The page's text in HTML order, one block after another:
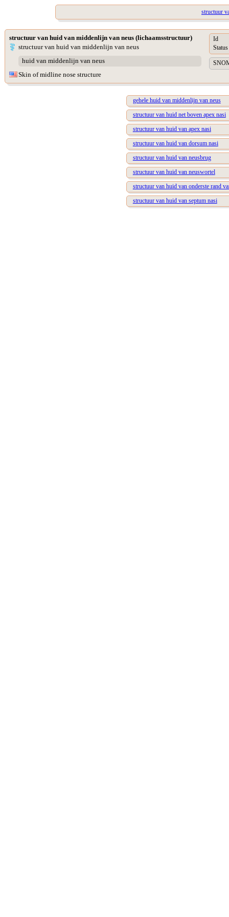
structuur
structuur van huid van middenlijn van neus (lichaamsstructuur)
structuur van huid van middenlijn van neus
huid van middenlijn van neus
Skin of midline nose structure
Id
Status
gehele huid van middenlijn van neus
structuur van huid net boven apex nasi
structuur van huid van apex nasi
structuur van huid van dorsum nasi
structuur van huid van neusbrug
structuur van huid van neuswortel
structuur van huid van onderste rand
structuur van huid van septum nasi